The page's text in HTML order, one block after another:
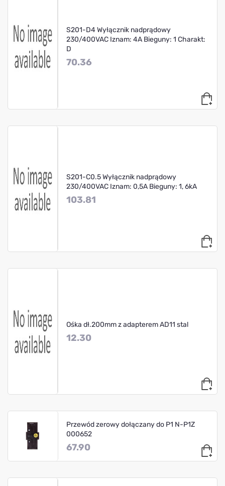
S201-D4 Wyłącznik nadprądowy
230/400VAC Iznam: 4A Bieguny: 1 Charakt:
D
70.36
S201-C0.5 Wyłącznik nadprądowy
230/400VAC Iznam: 0,5A Bieguny: 1, 6kA
103.81
Ośka dł.200mm z adapterem AD11 stal
12.30
Przewód zerowy dołączany do P1 N-P1Z
000652
67.90